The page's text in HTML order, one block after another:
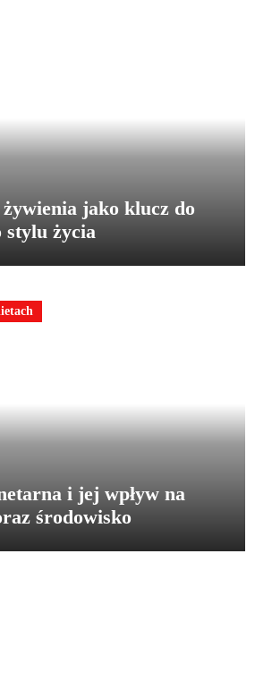
jako klucz do
stylu życia
i jej wpływ na
środowisko